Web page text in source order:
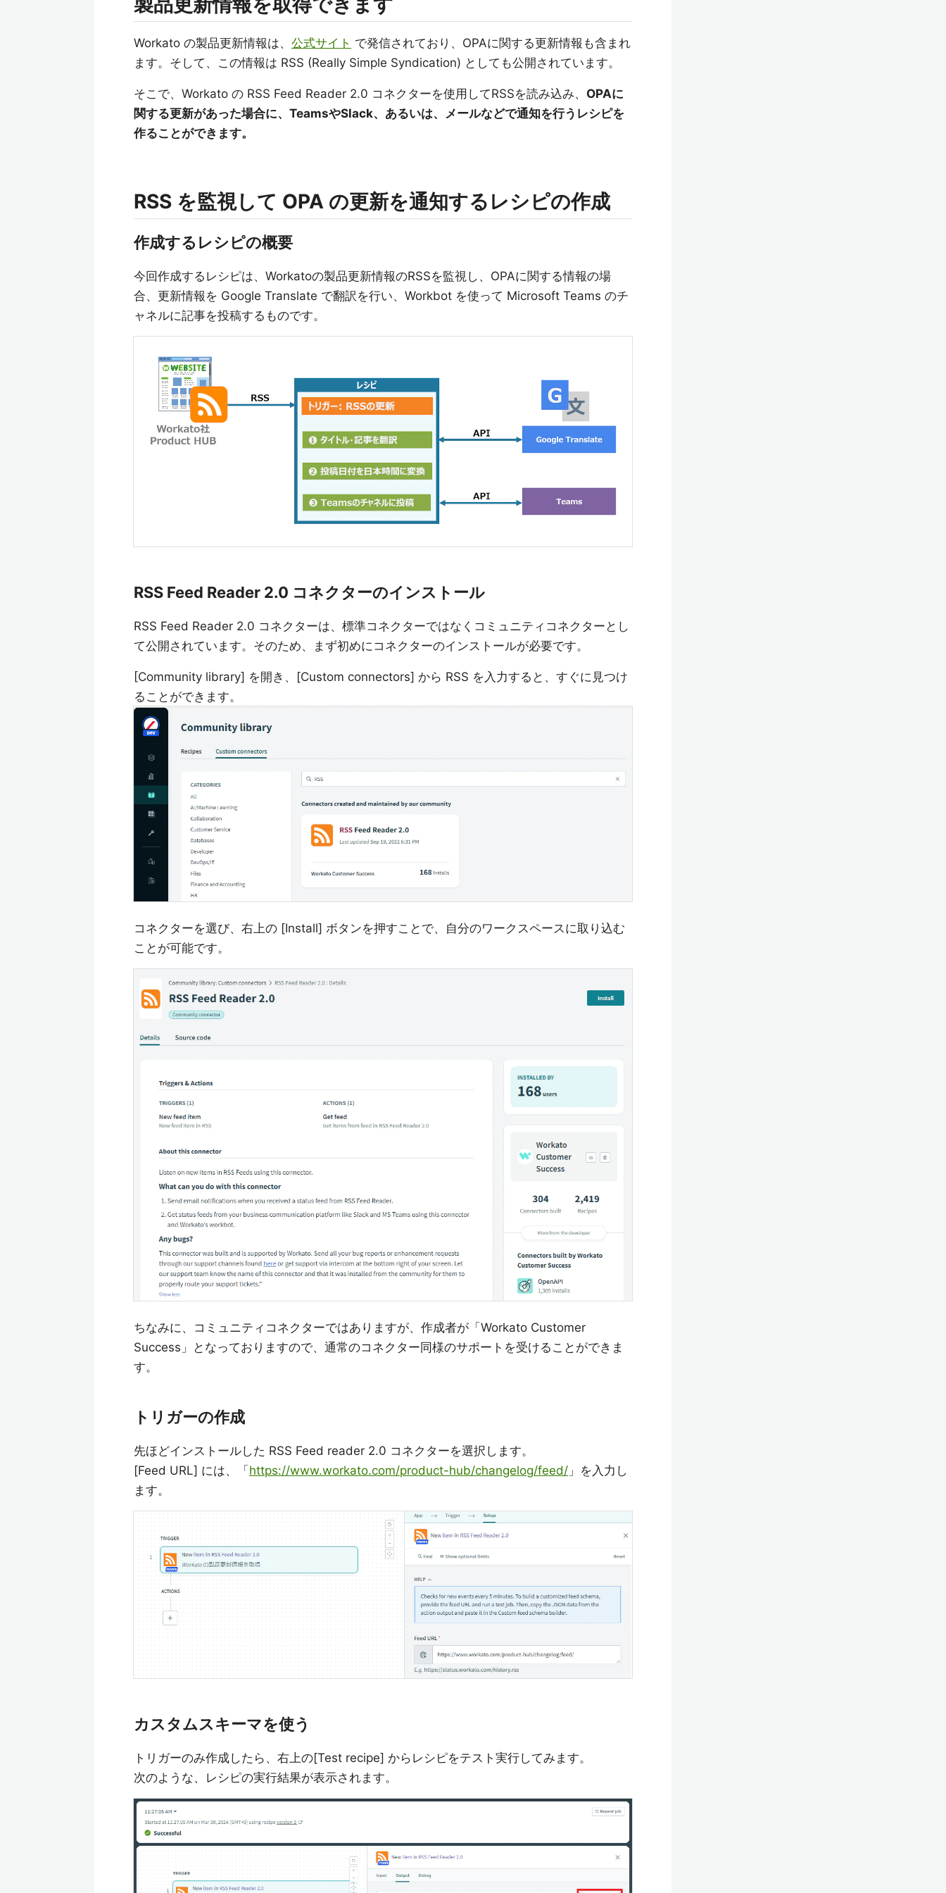
Workato の製品更新情報は、 公式サイト で発信されており、OPAに関する更新情報も含まれ
ます。そして、この情報は RSS (Really Simple Syndication) としても公開されています。
そこで、Workato の RSS Feed Reader 2.0 コネクターを使用してRSSを読み込み、 OPAに
関する更新があった場合に、TeamsやSlack、あるいは、メールなどで通知を行うレシピを
作ることができます。
RSS を監視して OPA の更新を通知するレシピの作成
作成するレシピの概要
今回作成するレシピは、Workatoの製品更新情報のRSSを監視し、OPAに関する情報の場
合、更新情報を Google Translate で翻訳を行い、Workbot を使って Microsoft Teams のチ
ャネルに記事を投稿するものです。
RSS Feed Reader 2.0 コネクターのインストール
RSS Feed Reader 2.0 コネクターは、標準コネクターではなくコミュニティコネクターとし
て公開されています。そのため、まず初めにコネクターのインストールが必要です。
[Community library] を開き、[Custom connectors] から RSS を入力すると、すぐに見つけ
ることができます。
コネクターを選び、右上の [Install] ボタンを押すことで、自分のワークスペースに取り込む
ことが可能です。
ちなみに、コミュニティコネクターではありますが、作成者が「Workato Customer
Success」となっておりますので、通常のコネクター同様のサポートを受けることができま
す。
トリガーの作成
先ほどインストールした RSS Feed reader 2.0 コネクターを選択します。
[Feed URL] には、「 https://www.workato.com/product-hub/changelog/feed/ 」を入力し
ます。
カスタムスキーマを使う
トリガーのみ作成したら、右上の[Test recipe] からレシピをテスト実行してみます。
次のような、レシピの実行結果が表示されます。